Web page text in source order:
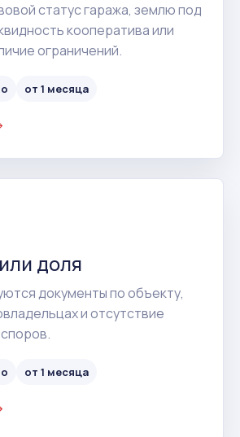
статус гаража, землю под
кооператива или
ограничений.
от 1 месяца
доля
документы по объекту,
и отсутствие
от 1 месяца